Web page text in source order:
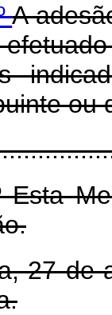
A
ou
Esta
27 de